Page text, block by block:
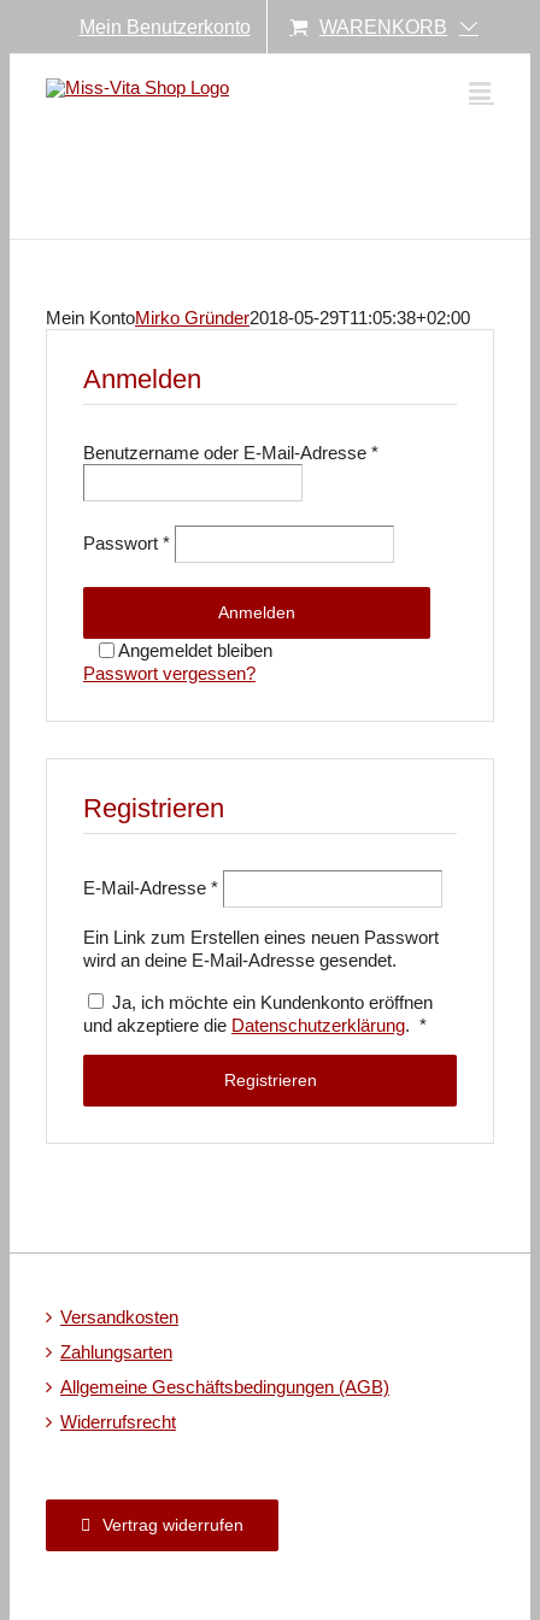
springen
Mein Benutzerkonto WARENKORB
Mein KontoMirko Gründer2018-05-29T11:05:38+02:00
Anmelden
Benutzername oder E-Mail-Adresse *Erforderlich
Passwort *Erforderlich
Angemeldet bleiben
Anmelden
Passwort vergessen?
Registrieren
E-Mail-Adresse *Erforderlich
Ein Link zum Erstellen eines neuen Passwort
wird an deine E-Mail-Adresse gesendet.
Ja, ich möchte ein Kundenkonto eröffnen
und akzeptiere die Datenschutzerklärung. *Erforderlich
Registrieren
Versandkosten
Zahlungsarten
Allgemeine Geschäftsbedingungen (AGB)
Widerrufsrecht
Vertrag widerrufen